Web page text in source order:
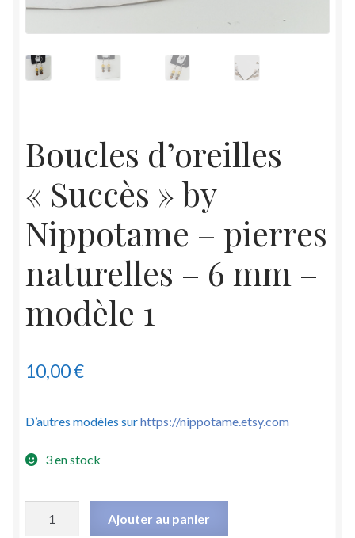
Boucles d’oreilles
« Succès » by
Nippotame – pierres
naturelles – 6 mm –
modèle 1
10,00€
D’autres modèles surhttps://nippotame.etsy.com
3 en stock
Ajouter au panier